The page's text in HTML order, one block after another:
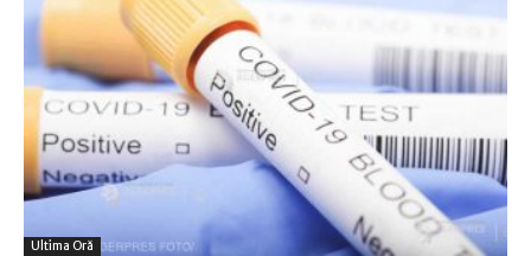
Ultima Oră